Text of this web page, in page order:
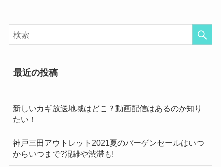
最近の投稿
新しいカギ放送地域はどこ？動画配信はあるのか知り
たい！
神戸三田アウトレット2021夏のバーゲンセールはいつ
からいつまで?混雑や渋滞も!